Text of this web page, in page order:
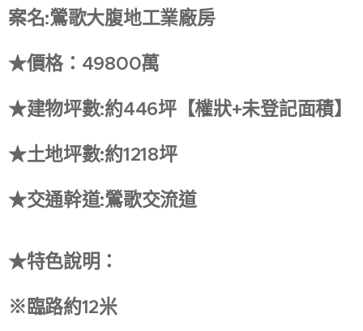
案名:鶯歌大腹地工業廠房
★價格：49800萬
★建物坪數:約446坪【權狀+未登記面積】
★土地坪數:約1218坪
★交通幹道:鶯歌交流道
★特色說明：
※臨路約12米